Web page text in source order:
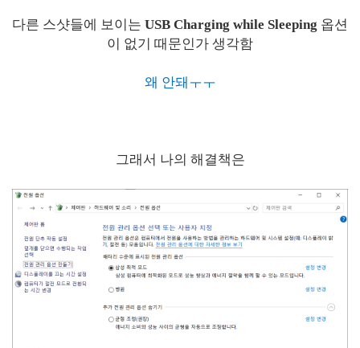
다른 스샷들에 보이는 USB Charging while Sleeping 옵션
이 없기 때문인가 생각함
왜 안돼ㅜㅜ
그래서 나의 해결책은